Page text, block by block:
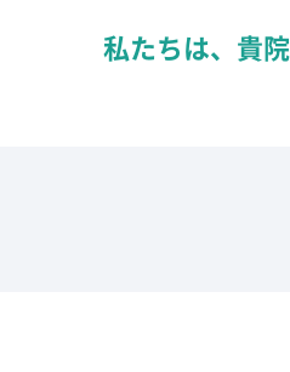
私たちは、貴